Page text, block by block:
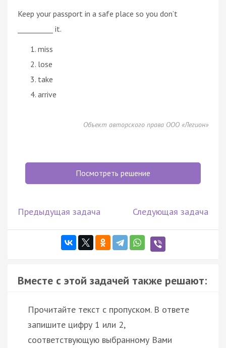
Keep your passport in a safe place so you don’t
__________ it.
miss
lose
take
arrive
Объект авторского права ООО «Легион»
Посмотреть решение
Предыдущая задача Следующая задача
Вместе с этой задачей также решают:
Прочитайте текст с пропуском. В ответе
запишите цифру 1 или 2,
соответствующую выбранному Вами